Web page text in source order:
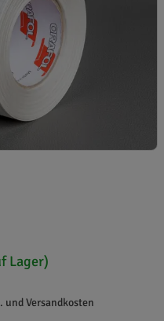
Lager)
Versandkosten